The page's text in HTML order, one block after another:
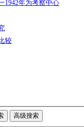
1942年为考察中心
较